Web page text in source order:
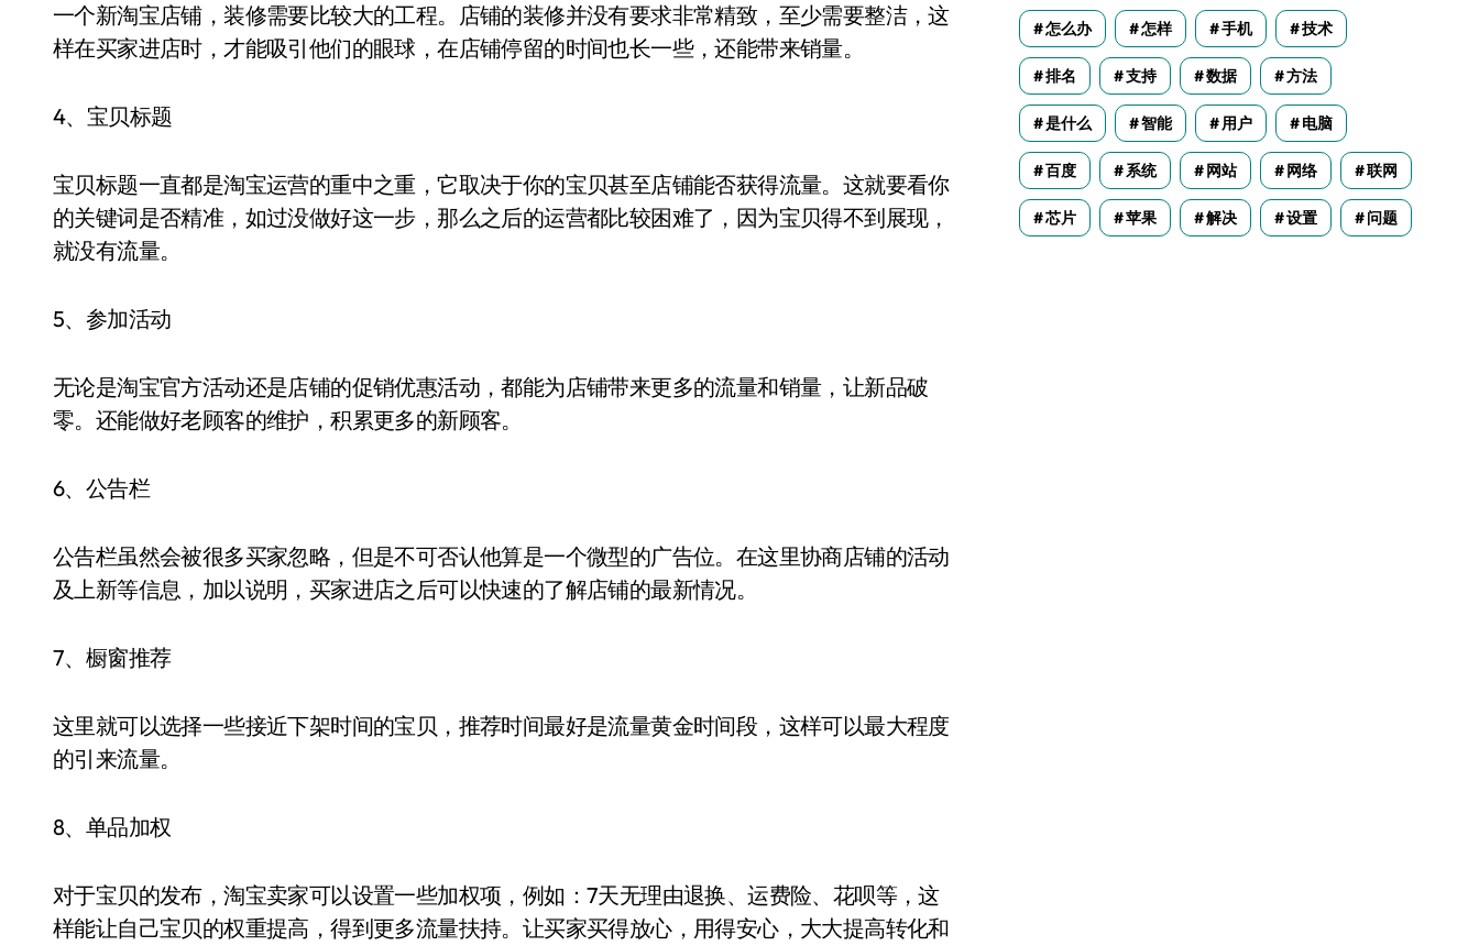
一个新淘宝店铺，装修需要比较大的工程。店铺的装修并没有要求非常精致，至少需要整洁，这
样在买家进店时，才能吸引他们的眼球，在店铺停留的时间也长一些，还能带来销量。
4、宝贝标题
宝贝标题一直都是淘宝运营的重中之重，它取决于你的宝贝甚至店铺能否获得流量。这就要看你
的关键词是否精准，如过没做好这一步，那么之后的运营都比较困难了，因为宝贝得不到展现，
就没有流量。
5、参加活动
无论是淘宝官方活动还是店铺的促销优惠活动，都能为店铺带来更多的流量和销量，让新品破
零。还能做好老顾客的维护，积累更多的新顾客。
6、公告栏
公告栏虽然会被很多买家忽略，但是不可否认他算是一个微型的广告位。在这里协商店铺的活动
及上新等信息，加以说明，买家进店之后可以快速的了解店铺的最新情况。
7、橱窗推荐
这里就可以选择一些接近下架时间的宝贝，推荐时间最好是流量黄金时间段，这样可以最大程度
的引来流量。
8、单品加权
对于宝贝的发布，淘宝卖家可以设置一些加权项，例如：7天无理由退换、运费险、花呗等，这
样能让自己宝贝的权重提高，得到更多流量扶持。让买家买得放心，用得安心，大大提高转化和
怎么办 怎样 手机 技术
排名 支持 数据 方法
是什么 智能 用户 电脑
百度 系统 网站 网络 联网
芯片 苹果 解决 设置 问题